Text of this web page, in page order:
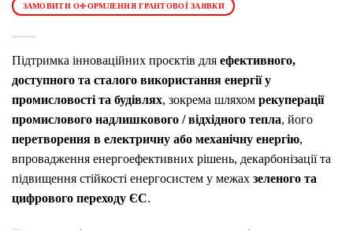
ЗАМОВИТИ ОФОРМЛЕННЯ ГРАНТОВОЇ ЗАЯВКИ
Підтримка інноваційних проєктів для ефективного,
доступного та сталого використання енергії у
промисловості та будівлях, зокрема шляхом рекуперації
промислового надлишкового / відхідного тепла, його
перетворення в електричну або механічну енергію,
впровадження енергоефективних рішень, декарбонізації та
підвищення стійкості енергосистем у межах зеленого та
цифрового переходу ЄС.